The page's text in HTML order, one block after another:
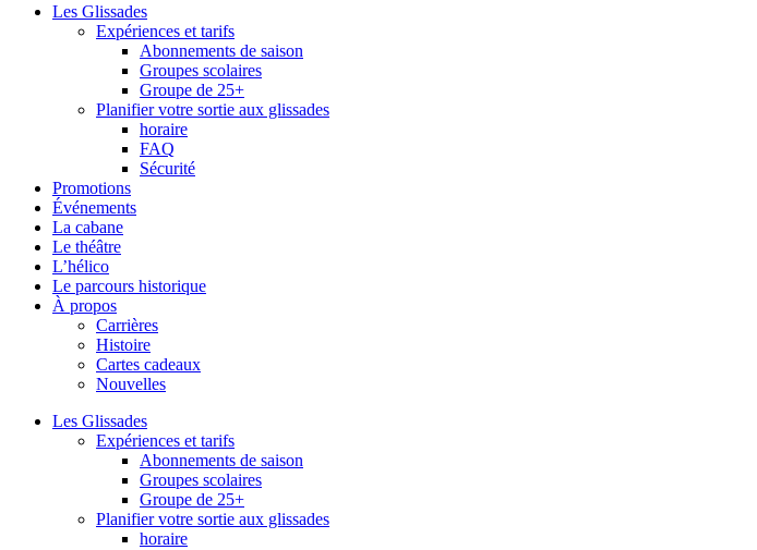
Les Glissades
Expériences et tarifs
Abonnements de saison
Groupes scolaires
Groupe de 25+
Planifier votre sortie aux glissades
horaire
FAQ
Sécurité
Promotions
Événements
La cabane
Le théâtre
L’hélico
Le parcours historique
À propos
Carrières
Histoire
Cartes cadeaux
Nouvelles
Les Glissades
Expériences et tarifs
Abonnements de saison
Groupes scolaires
Groupe de 25+
Planifier votre sortie aux glissades
horaire